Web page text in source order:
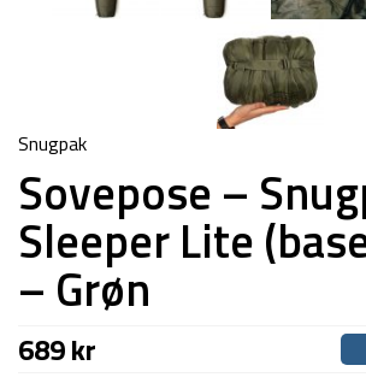
Snugpak
Sovepose –
Sleeper Lite
– Grøn
689kr